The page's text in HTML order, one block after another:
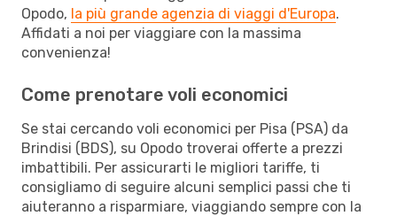
Opodo, la più grande agenzia di viaggi d'Europa.
Affidati a noi per viaggiare con la massima
convenienza!
Come prenotare voli economici
Se stai cercando voli economici per Pisa (PSA) da
Brindisi (BDS), su Opodo troverai offerte a prezzi
imbattibili. Per assicurarti le migliori tariffe, ti
consigliamo di seguire alcuni semplici passi che ti
aiuteranno a risparmiare, viaggiando sempre con la